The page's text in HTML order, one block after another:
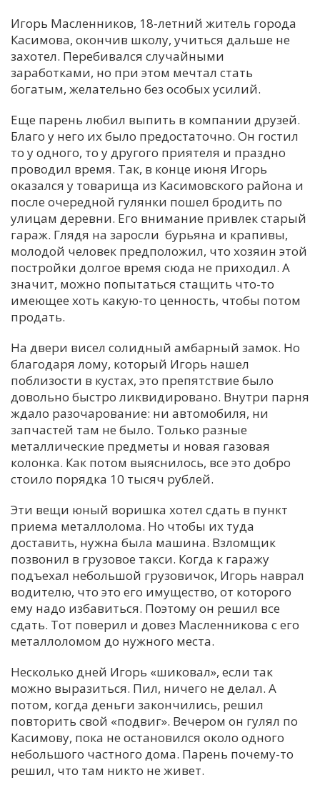
М
Х
Ч
Я
Игорь Масленников, 18-летний житель города
Касимова, окончив школу, учиться дальше не
захотел. Перебивался случайными
заработками, но при этом мечтал стать
богатым, желательно без особых усилий.
Еще парень любил выпить в компании друзей.
Благо у него их было предостаточно. Он гостил
то у одного, то у другого приятеля и праздно
проводил время. Так, в конце июня Игорь
оказался у товарища из Касимовского района и
после очередной гулянки пошел бродить по
улицам деревни. Его внимание привлек старый
гараж. Глядя на заросли бурьяна и крапивы,
молодой человек предположил, что хозяин этой
постройки долгое время сюда не приходил. А
значит, можно попытаться стащить что-то
имеющее хоть какую-то ценность, чтобы потом
продать.
На двери висел солидный амбарный замок. Но
благодаря лому, который Игорь нашел
поблизости в кустах, это препятствие было
довольно быстро ликвидировано. Внутри парня
ждало разочарование: ни автомобиля, ни
запчастей там не было. Только разные
металлические предметы и новая газовая
колонка. Как потом выяснилось, все это добро
стоило порядка 10 тысяч рублей.
Эти вещи юный воришка хотел сдать в пункт
приема металлолома. Но чтобы их туда
доставить, нужна была машина. Взломщик
позвонил в грузовое такси. Когда к гаражу
подъехал небольшой грузовичок, Игорь наврал
водителю, что это его имущество, от которого
ему надо избавиться. Поэтому он решил все
сдать. Тот поверил и довез Масленникова с его
металлоломом до нужного места.
Несколько дней Игорь «шиковал», если так
можно выразиться. Пил, ничего не делал. А
потом, когда деньги закончились, решил
повторить свой «подвиг». Вечером он гулял по
Касимову, пока не остановился около одного
небольшого частного дома. Парень почему-то
решил, что там никто не живет.